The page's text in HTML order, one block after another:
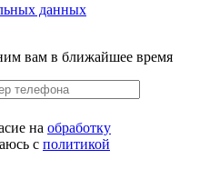
данных
вам в ближайшее время
на обработку
с политикой